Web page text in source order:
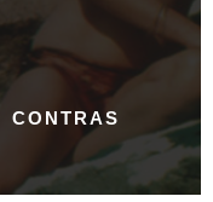
CONTRAS